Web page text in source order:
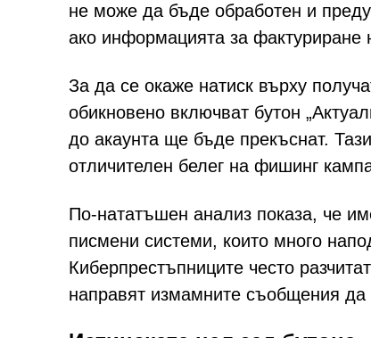
не може да бъде обработен и
ако информацията за фактуриране
За да се окаже натиск върху
обикновено включват бутон
до акаунта ще бъде прекъснат.
отличителен белег на фишинг
По-нататъшен анализ показа, че
писмени системи, които много
Киберпрестъпниците често
направят измамните съобщения да